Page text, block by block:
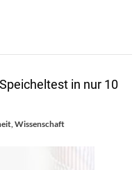
in nur 10
Wissenschaft